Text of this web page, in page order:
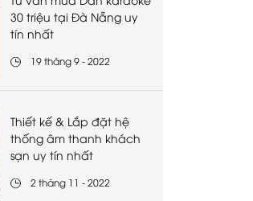
30 triệu tại Đà Nẵng uy
tín nhất
19 tháng 9 - 2022
Thiết kế & Lắp đặt hệ
thống âm thanh khách
sạn uy tín nhất
2 tháng 11 - 2022